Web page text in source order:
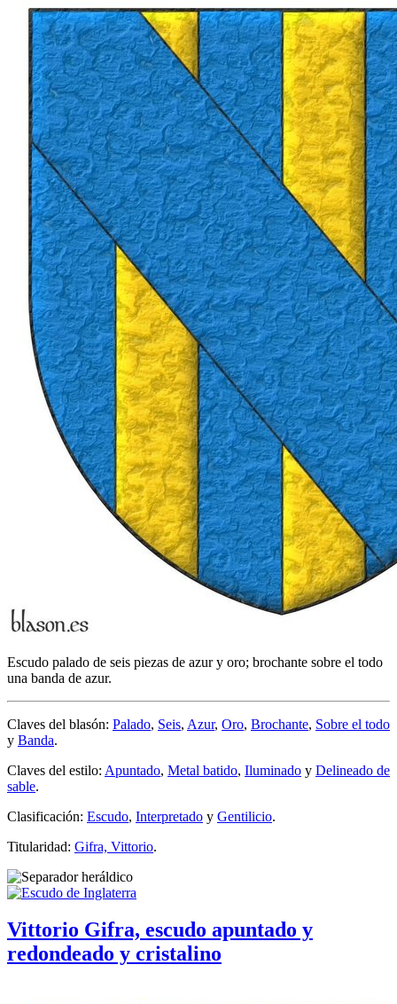
Escudo palado de seis piezas de azur y oro; brochante sobre el todo
una banda de azur.
Claves del blasón: Palado, Seis, Azur, Oro, Brochante, Sobre el todo
y Banda.
Claves del estilo: Apuntado, Metal batido, Iluminado y Delineado de
sable.
Clasificación: Escudo, Interpretado y Gentilicio.
Titularidad: Gifra, Vittorio.
Vittorio Gifra, escudo apuntado y
redondeado y cristalino